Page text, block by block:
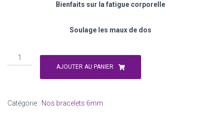
Bienfaits sur la fatigue corporelle
Soulage les maux de dos
quantité
de
taureau
AJOUTER AU PANIER
Catégorie : Nos bracelets 6mm